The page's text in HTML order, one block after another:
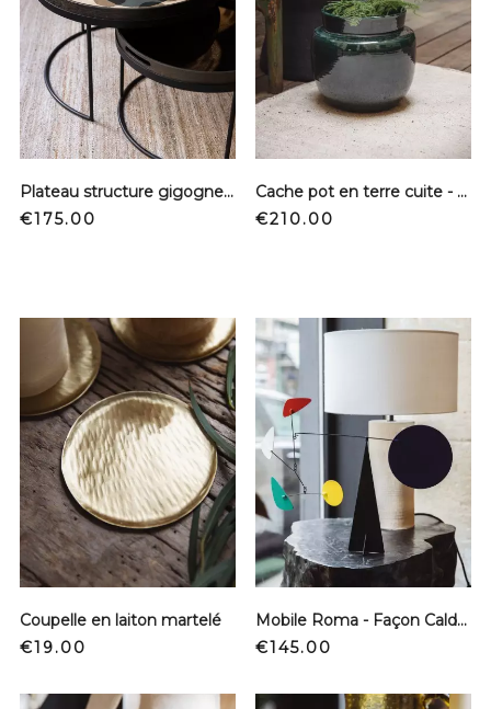
Plateau structure gigogne - Layered Dots
Price
€175.00
Cache pot en terre cuite - Vert
Price
€210.00
Coupelle en laiton martelé
Price
€19.00
Mobile Roma - Façon Calder
Price
€145.00